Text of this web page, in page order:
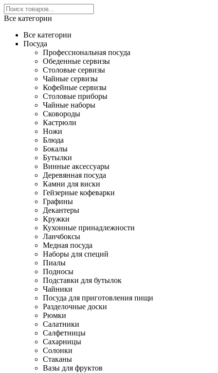
Все категории
Все категории
Посуда
Профессиональная посуда
Обеденные сервизы
Столовые сервизы
Чайные сервизы
Кофейные сервизы
Столовые приборы
Чайные наборы
Сковороды
Кастрюли
Ножи
Блюда
Бокалы
Бутылки
Винные аксессуары
Деревянная посуда
Камни для виски
Гейзерные кофеварки
Графины
Декантеры
Кружки
Кухонные принадлежности
Ланчбоксы
Медная посуда
Наборы для специй
Пиалы
Подносы
Подставки для бутылок
Чайники
Посуда для приготовления пищи
Разделочные доски
Рюмки
Салатники
Салфетницы
Сахарницы
Солонки
Стаканы
Вазы для фруктов